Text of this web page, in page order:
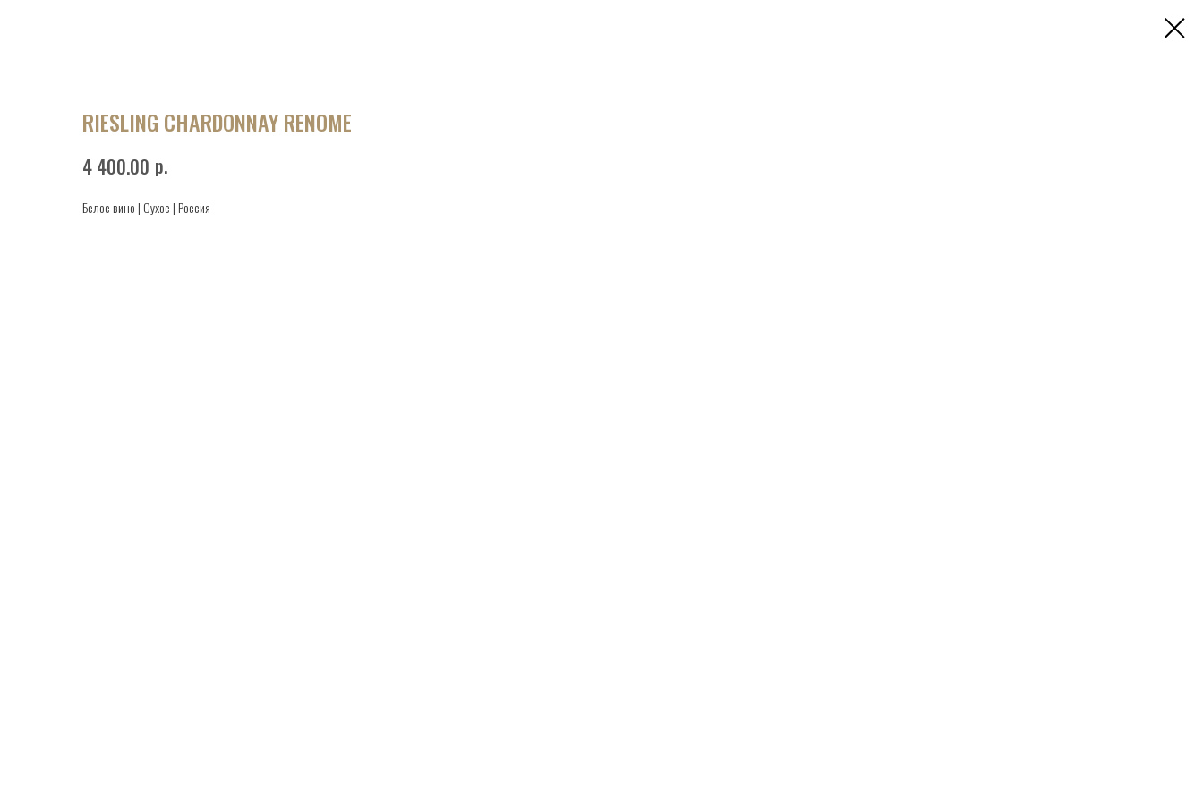
RIESLING CHARDONNAY RENOME
4 400.00 р.
Белое вино | Сухое | Россия